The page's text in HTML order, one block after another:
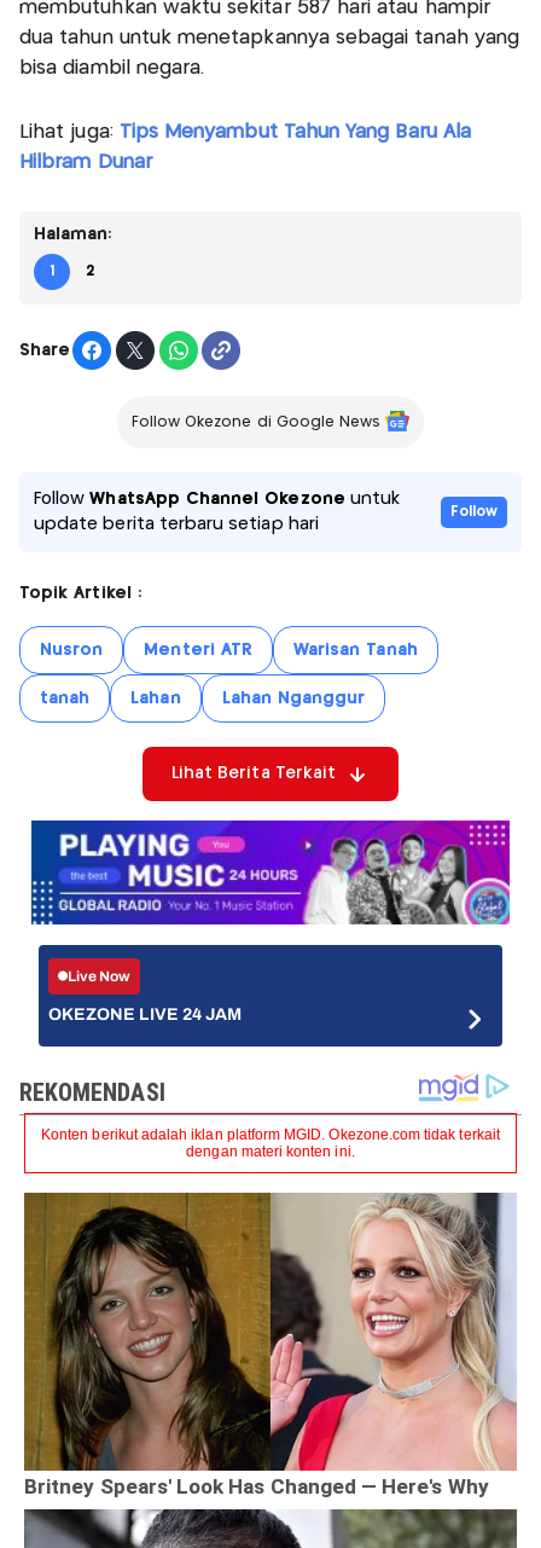
membutuhkan waktu sekitar 587 hari atau hampir
dua tahun untuk menetapkannya sebagai tanah yang
bisa diambil negara.
Lihat juga: Tips Menyambut Tahun Yang Baru Ala
Hilbram Dunar
Halaman:
1 2
Share
Follow Okezone di Google News
FollowWhatsApp Channel Okezone untuk
update berita terbaru setiap hari
Follow
Topik Artikel :
Nusron Menteri ATR Warisan Tanah
tanah Lahan Lahan Nganggur
Lihat Berita Terkait
Live Now
OKEZONE LIVE 24 JAM